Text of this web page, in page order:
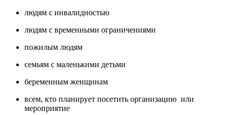
людям с инвалидностью
людям с временными ограничениями
пожилым людям
семьям с маленькими детьми
беременным женщинам
всем, кто планирует посетить организацию или
мероприятие